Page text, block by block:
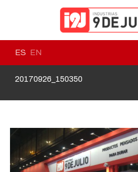
ES EN
20170926_150350